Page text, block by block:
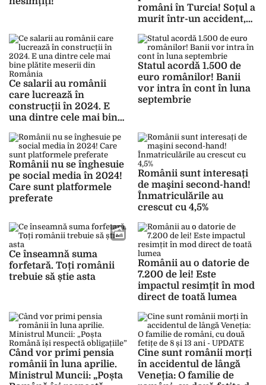
români în Turcia! Soțul a
murit într-un accident,
fetiței lor de trei ani
Ce salarii au românii
care lucrează în
construcții în 2024. E
una dintre cele mai bine
România
Statul acordă 1.500 de
euro românilor! Banii
vor intra în cont în luna
septembrie
Românii nu se înghesuie
pe social media în 2024!
Care sunt platformele
preferate
Românii sunt interesați
de maşini second-hand!
Înmatriculările au
crescut cu 4,5%
Ce înseamnă suma
forfetară. Toți românii
trebuie să știe asta
Românii au o datorie de
7.200 de lei! Este
impactul resimțit în mod
direct de toată lumea
Când vor primi pensia
românii în luna aprilie.
Ministrul Muncii: „Poșta
Cine sunt românii morți
în accidentul de lângă
Veneția: O familie de